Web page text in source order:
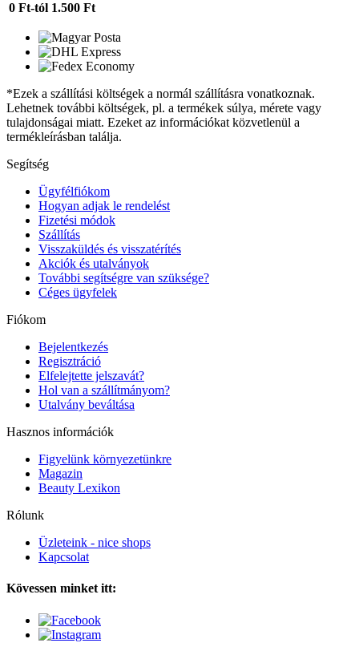
0 Ft-tól 1.500 Ft
*Ezek a szállítási költségek a normál szállításra vonatkoznak.
Lehetnek további költségek, pl. a termékek súlya, mérete vagy
tulajdonságai miatt. Ezeket az információkat közvetlenül a
termékleírásban találja.
Segítség
Ügyfélfiókom
Hogyan adjak le rendelést
Fizetési módok
Szállítás
Visszaküldés és visszatérítés
Akciók és utalványok
További segítségre van szüksége?
Céges ügyfelek
Fiókom
Bejelentkezés
Regisztráció
Elfelejtette jelszavát?
Hol van a szállítmányom?
Utalvány beváltása
Hasznos információk
Figyelünk környezetünkre
Magazin
Beauty Lexikon
Rólunk
Üzleteink - nice shops
Kapcsolat
Kövessen minket itt: